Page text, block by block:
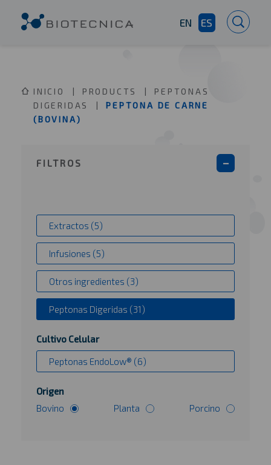
EN ES
FILTROS
Extractos (5)
Infusiones (5)
Otros ingredientes (3)
Peptonas Digeridas (31)
Cultivo Celular
Peptonas EndoLow® (6)
Origen
Bovino
Planta Porcino
INICIO PRODUCTS
PEPTONAS
DIGERIDAS
PEPTONA DE CARNE
(BOVINA)